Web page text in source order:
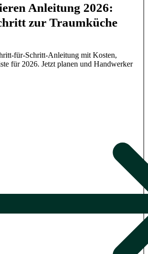
Anleitung 2026:
zur Traumküche
für-Schritt-Anleitung mit Kosten,
für 2026. Jetzt planen und Handwerker